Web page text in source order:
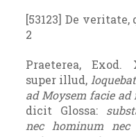
[53123] De veritate,
2
Praeterea, Exod.
super illud,
ad Moysem facie ad
dicit Glossa:
nec hominum nec